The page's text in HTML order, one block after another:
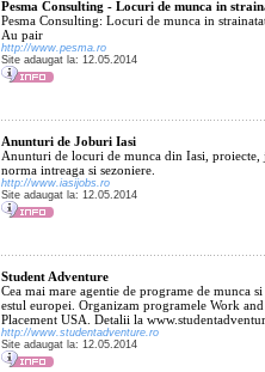
Pesma Consulting - Locuri de munca in
Pesma Consulting: Locuri de munca in
Au pair
http://www.pesma.ro
Site adaugat la: 12.05.2014
Anunturi de Joburi Iasi
Anunturi de locuri de munca din Iasi, proiecte,
norma intreaga si sezoniere.
http://www.iasijobs.ro
Site adaugat la: 12.05.2014
Student Adventure
Cea mai mare agentie de programe de munca
estul europei. Organizam programele Work
Placement USA. Detalii la
http://www.studentadventure.ro
Site adaugat la: 12.05.2014